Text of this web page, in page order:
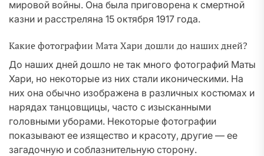
мировой войны. Она была приговорена к смертной
казни и расстреляна 15 октября 1917 года.
Какие фотографии Мата Хари дошли до наших дней?
До наших дней дошло не так много фотографий Маты
Хари, но некоторые из них стали иконическими. На
них она обычно изображена в различных костюмах и
нарядах танцовщицы, часто с изысканными
головными уборами. Некоторые фотографии
показывают ее изящество и красоту, другие — ее
загадочную и соблазнительную сторону.